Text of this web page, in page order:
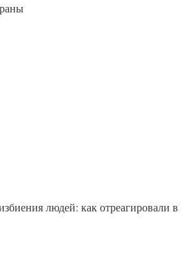
людей: как отреагировали в